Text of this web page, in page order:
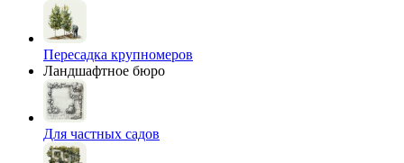
Пересадка крупномеров
Ландшафтное бюро
Для частных садов